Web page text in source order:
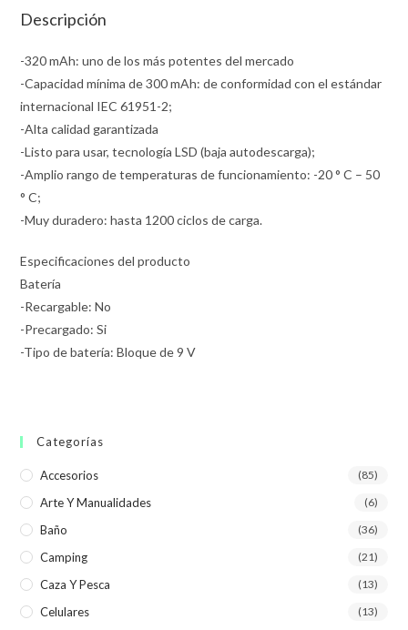
Descripción
-320 mAh: uno de los más potentes del mercado
-Capacidad mínima de 300 mAh: de conformidad con el estándar
internacional IEC 61951-2;
-Alta calidad garantizada
-Listo para usar, tecnología LSD (baja autodescarga);
-Amplio rango de temperaturas de funcionamiento: -20 ° C – 50
° C;
-Muy duradero: hasta 1200 ciclos de carga.
Especificaciones del producto
Batería
-Recargable: No
-Precargado: Si
-Tipo de batería: Bloque de 9 V
Categorías
Accesorios (85)
Arte Y Manualidades (6)
Baño (36)
Camping (21)
Caza Y Pesca (13)
Celulares (13)